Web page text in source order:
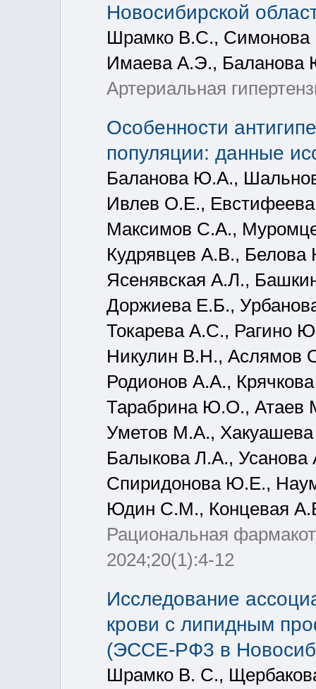
Новосибирской
Шрамко В.С., Симонова
Имаева А.Э.,
Артериальная
Особенности
популяции: данные
Баланова Ю.А.,
Ивлев О.Е.,
Максимов С.А.,
Кудрявцев А.В.,
Ясенявская А.Л.,
Доржиева Е.Б.,
Токарева А.С., Рагино
Никулин В.Н., Аслямов
Родионов А.А.,
Тарабрина Ю.О., Атаев
Уметов М.А.,
Балыкова Л.А.,
Спиридонова Ю.Е.,
Юдин С.М., Концевая
Рациональная
2024;20(1):4-12
Исследование
крови с липидным
(ЭССЕ-РФ3 в
Шрамко В. С.,